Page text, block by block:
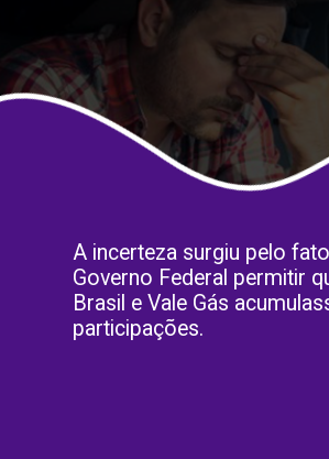
A incerteza surgiu pelo
Governo Federal permitir
Brasil e Vale Gás
participações.